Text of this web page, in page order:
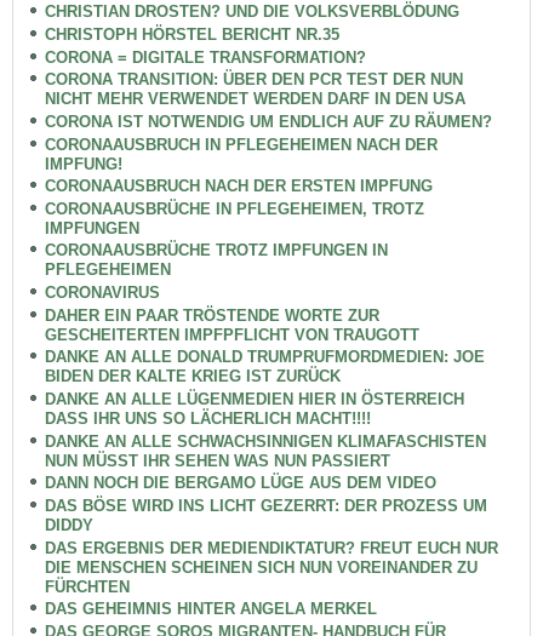
CHRISTIAN DROSTEN? UND DIE VOLKSVERBLÖDUNG
CHRISTOPH HÖRSTEL BERICHT NR.35
CORONA = DIGITALE TRANSFORMATION?
CORONA TRANSITION: ÜBER DEN PCR TEST DER NUN
NICHT MEHR VERWENDET WERDEN DARF IN DEN USA
CORONA IST NOTWENDIG UM ENDLICH AUF ZU RÄUMEN?
CORONAAUSBRUCH IN PFLEGEHEIMEN NACH DER
IMPFUNG!
CORONAAUSBRUCH NACH DER ERSTEN IMPFUNG
CORONAAUSBRÜCHE IN PFLEGEHEIMEN, TROTZ
IMPFUNGEN
CORONAAUSBRÜCHE TROTZ IMPFUNGEN IN
PFLEGEHEIMEN
CORONAVIRUS
DAHER EIN PAAR TRÖSTENDE WORTE ZUR
GESCHEITERTEN IMPFPFLICHT VON TRAUGOTT
DANKE AN ALLE DONALD TRUMPRUFMORDMEDIEN: JOE
BIDEN DER KALTE KRIEG IST ZURÜCK
DANKE AN ALLE LÜGENMEDIEN HIER IN ÖSTERREICH
DASS IHR UNS SO LÄCHERLICH MACHT!!!!
DANKE AN ALLE SCHWACHSINNIGEN KLIMAFASCHISTEN
NUN MÜSST IHR SEHEN WAS NUN PASSIERT
DANN NOCH DIE BERGAMO LÜGE AUS DEM VIDEO
DAS BÖSE WIRD INS LICHT GEZERRT: DER PROZESS UM
DIDDY
DAS ERGEBNIS DER MEDIENDIKTATUR? FREUT EUCH NUR
DIE MENSCHEN SCHEINEN SICH NUN VOREINANDER ZU
FÜRCHTEN
DAS GEHEIMNIS HINTER ANGELA MERKEL
DAS GEORGE SOROS MIGRANTEN- HANDBUCH FÜR